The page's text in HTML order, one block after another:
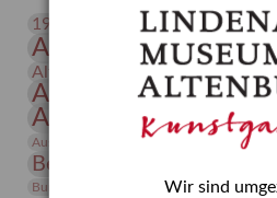
19. Jahrhundert 20.
Altenburg
Altenburger Praxisjahr
Antike Architektur Archiv
Ausstellung
Ausstellung
Ausstellung „Vier Winde“
Bauhaus
Bernhard August von
Burg Posterstein Conrad
Wir sind